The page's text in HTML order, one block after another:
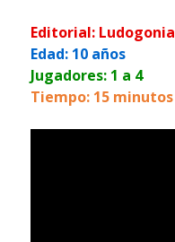
Editorial: Ludogonia
Edad: 10 años
Jugadores: 1 a 4
Tiempo: 15 minutos